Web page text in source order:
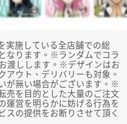
実施している全店舗での総
なります。※ランダムでコラ
渡しします。※デザインはお
ウト、デリバリーも対象。
が無い場合がございます。※
売を目的とした大量のご注文
運営を明らかに妨げる行為を
スの提供をお断りさせて頂く